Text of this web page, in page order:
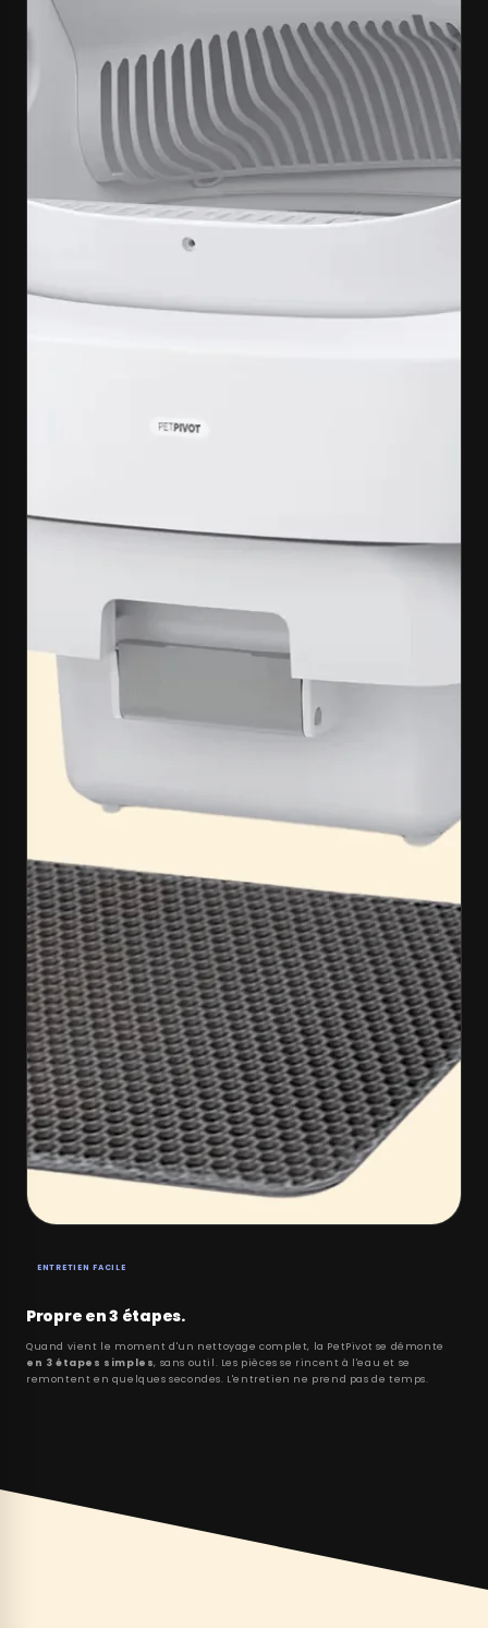
ENTRETIEN FACILE
Propre en 3 étapes.
Quand vient le moment d'un nettoyage complet, la PetPivot se démonte
en 3 étapes simples, sans outil. Les pièces se rincent à l'eau et se
remontent en quelques secondes. L'entretien ne prend pas de temps.